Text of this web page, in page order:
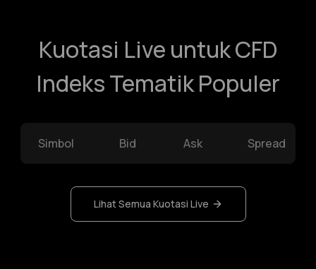
Kuotasi Live untuk CFD
Indeks Tematik Populer
Simbol Bid Ask Spread
Lihat Semua Kuotasi Live